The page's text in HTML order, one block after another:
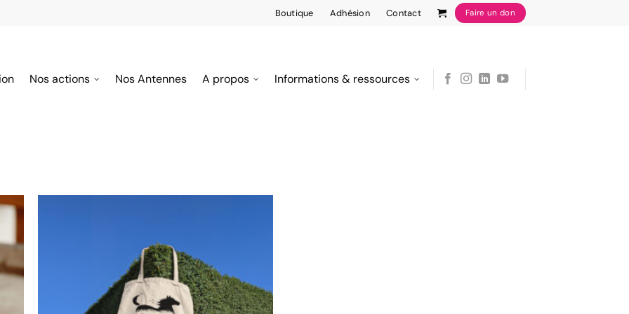
Boutique Adhésion Contact Faire un don
Nos actions Nos Antennes A propos Informations & ressources